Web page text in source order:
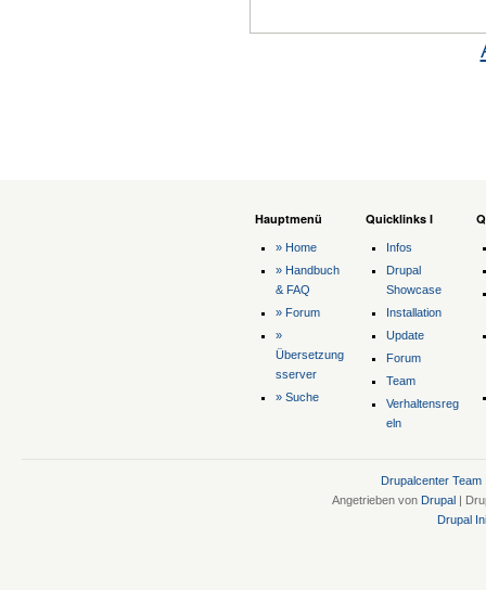
Hauptmenü
» Home
» Handbuch
& FAQ
» Forum
»
Übersetzung
sserver
» Suche
Quicklinks I
Infos
Drupal
Showcase
Installation
Update
Forum
Team
Verhaltensreg
eln
Drupalcenter Team
Angetrieben von Drupal |
Drupal